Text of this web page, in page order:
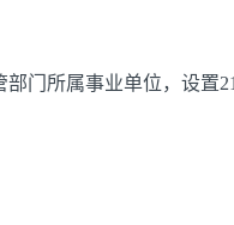
部门所属事业单位，设置